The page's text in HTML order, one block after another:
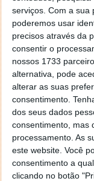
serviços. Com a sua
poderemos usar
precisos através da
consentir o
nossos 1733
alternativa, pode
alterar as suas
consentimento.
dos seus dados
consentimento, mas
processamento. As
este website. Você
consentimento a
clicando no botão
Além disso,
consumidor final
redução de
fornecimento,
stocks para
baixo nível de
continuaram a
o que teve um
desempenho
abastecimento